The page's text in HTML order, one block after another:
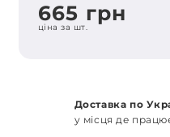
665 грн
ціна за шт.
Доставка по
у місця де